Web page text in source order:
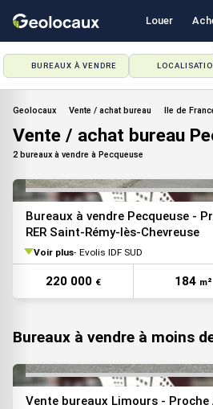
Louer
BUREAUX À VENDRE
Geolocaux Vente / achat bureau Ile de
Vente / achat bureau
2 bureaux à vendre à Pecqueuse
Bureaux à vendre Pecqueuse -
RER Saint-Rémy-lès-Chevreuse
Voir plus Evolis IDF SUD
220 000 € 184 m²
Bureaux à vendre à moins
Vente bureaux Limours - Proche